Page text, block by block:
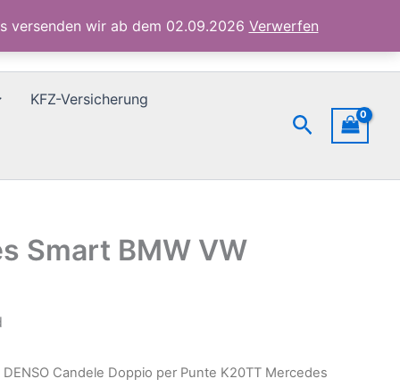
versenden wir ab dem 02.09.2026 Verwerfen
KFZ-Versicherung
Suchen
Smart BMW VW
DENSO Candele Doppio per Punte K20TT Mercedes
K20TT
Mercedes
Smart
BMW
Toyota